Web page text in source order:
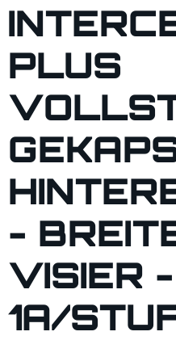
PLUS
-
VISIER
1A/